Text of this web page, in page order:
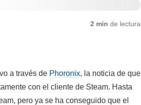
2 min de lectura
a través de Phoronix, la noticia de que
con el cliente de Steam. Hasta
pero ya se ha conseguido que el